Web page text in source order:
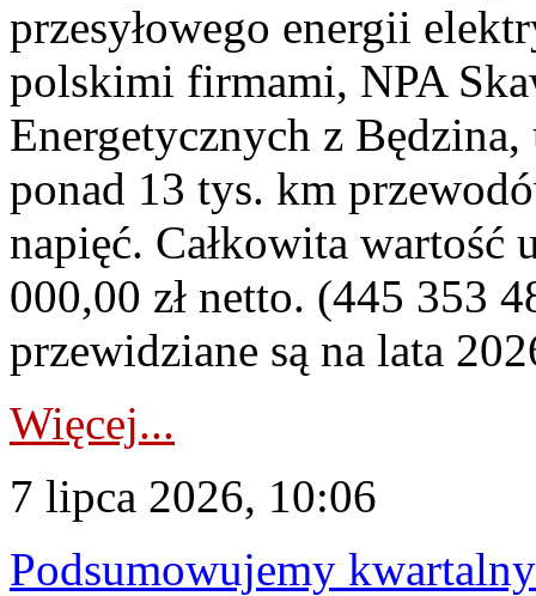
przesyłowego energii
polskimi firmami, NPA
Energetycznych z
ponad 13 tys. km
napięć. Całkowita
000,00 zł netto. (445 353
przewidziane są na lata
Więcej...
7 lipca 2026, 10:06
Podsumowujemy